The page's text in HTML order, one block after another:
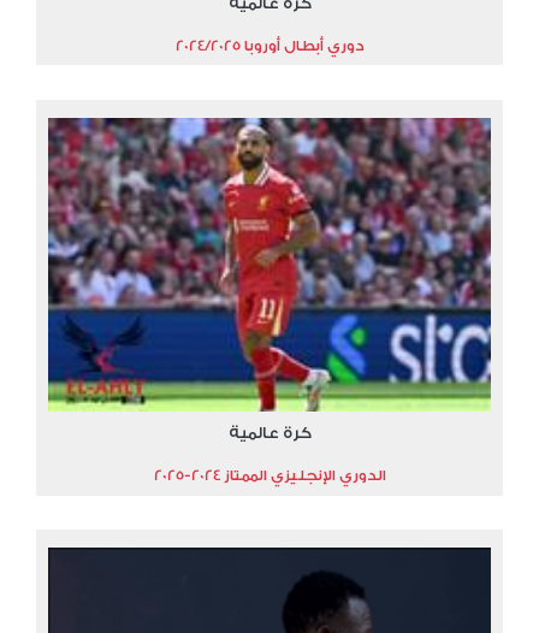
دوري أبطال أوروبا 2024/2025
كرة عالمية
الدوري الإنجليزي الممتاز 2024-2025